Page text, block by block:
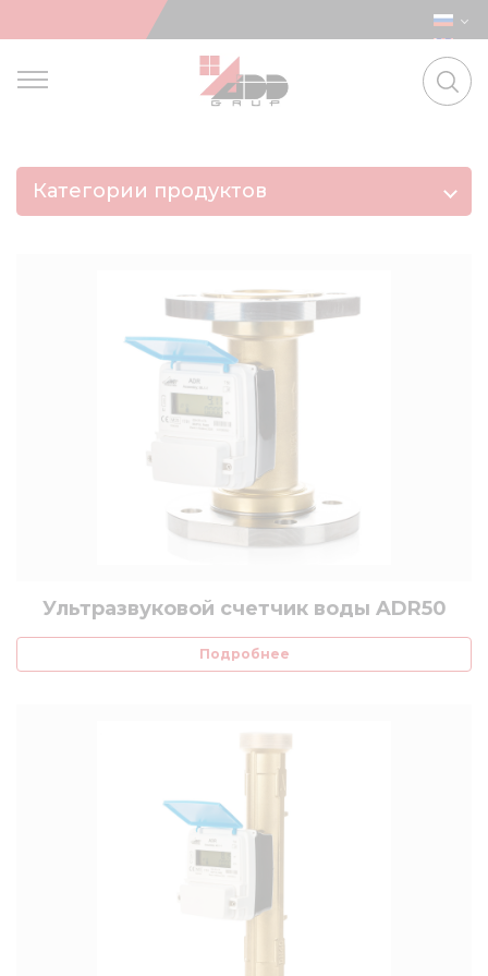
Категории продуктов
Ультразвуковой счетчик воды ADR50
Подробнее